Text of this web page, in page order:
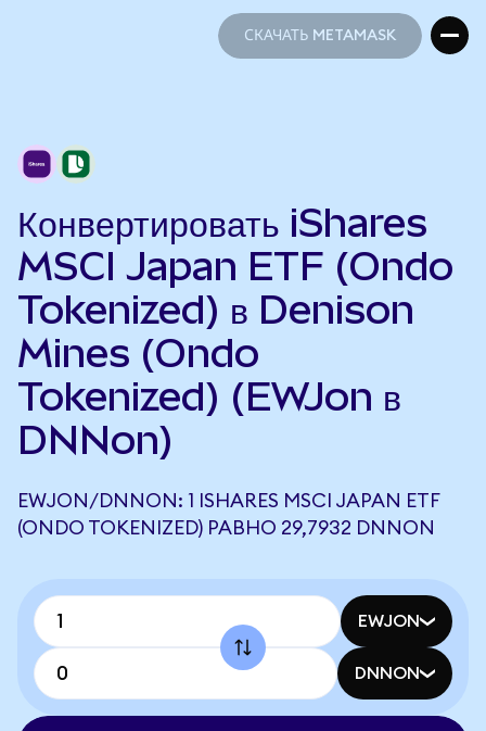
СКАЧАТЬ METAMASK
Конвертировать iShares
MSCI Japan ETF (Ondo
Tokenized) в Denison
Mines (Ondo
Tokenized) (EWJon в
DNNon)
EWJON/DNNON: 1 ISHARES MSCI JAPAN ETF
(ONDO TOKENIZED) РАВНО 29,7932 DNNON
EWJON
DNNON